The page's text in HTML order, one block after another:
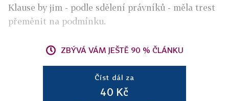
Klause by jim - podle sdělení právníků - měla trest
přeměnit na podmínku.
ZBÝVÁ VÁM JEŠTĚ 90 % ČLÁNKU
Číst dál za
40 Kč